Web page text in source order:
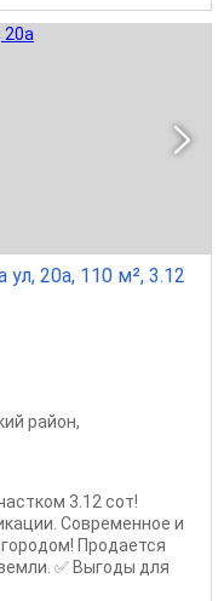
20а, 110 м², 3.12
район,
3.12 сот!
Современное и
Продается
✅ Выгоды для